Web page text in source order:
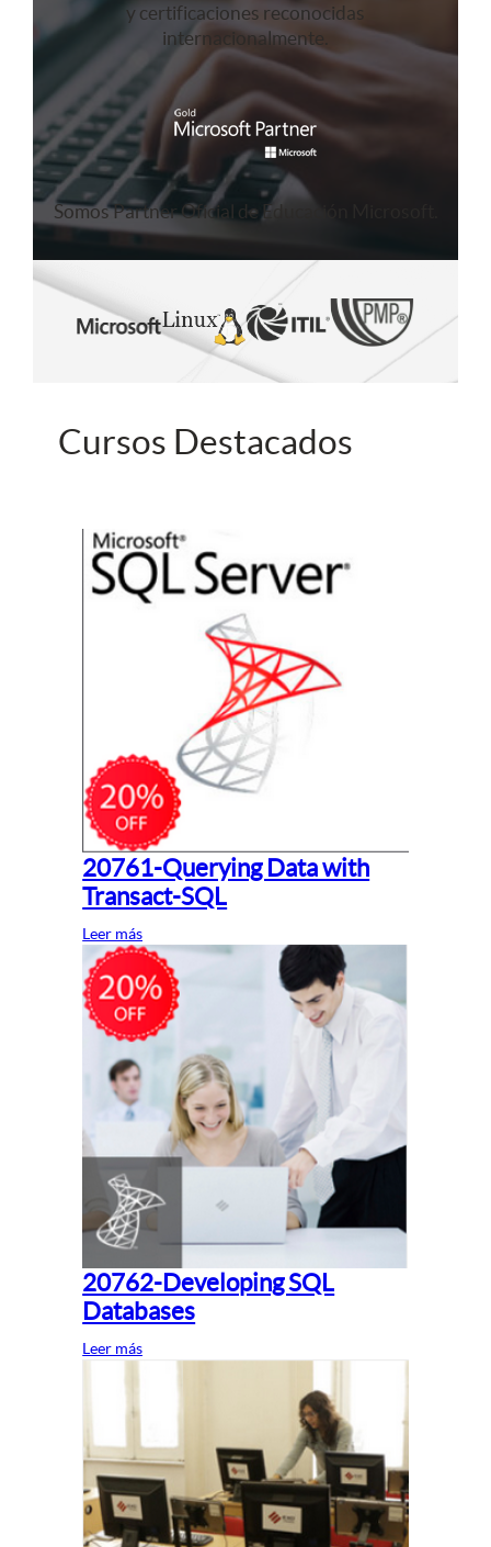
y certificaciones reconocidas
internacionalmente.
Somos Partner Oficial de Educación Microsoft.
Cursos Destacados
20761-Querying Data with
Transact-SQL
Leer más
20762-Developing SQL
Databases
Leer más